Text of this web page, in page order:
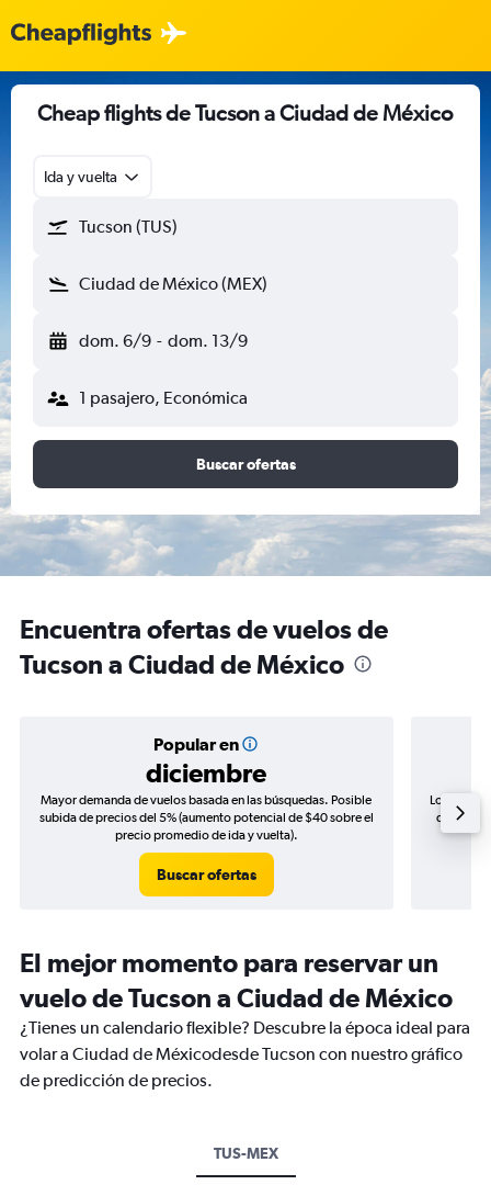
Cheap flights de Tucson a Ciudad de México
Ida y vuelta
Tucson (TUS)
Ciudad de México (MEX)
dom. 6/9 - dom. 13/9
1 pasajero, Económica
Buscar ofertas
Encuentra ofertas de vuelos de
Tucson a Ciudad de México
Popular en
diciembre
Mayor demanda de vuelos basada en las búsquedas. Posible
subida de precios del 5% (aumento potencial de $40 sobre el
precio promedio de ida y vuelta).
Buscar ofertas
Los
de
El mejor momento para reservar un
vuelo de Tucson a Ciudad de México
¿Tienes un calendario flexible? Descubre la época ideal para
volar a Ciudad de Méxicodesde Tucson con nuestro gráfico
de predicción de precios.
TUS-MEX